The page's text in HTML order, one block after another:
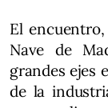
El
Nave de
grandes ejes
de la